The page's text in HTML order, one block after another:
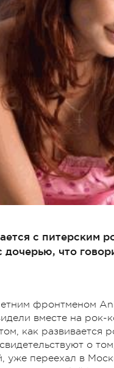
с питерским
что
фронтменом
вместе на
как развивается
о
переехал в